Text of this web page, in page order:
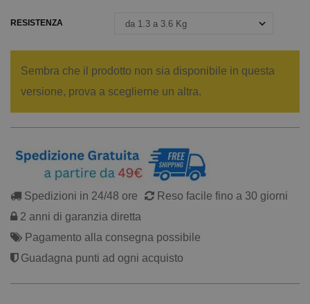
RESISTENZA
Sembra che il prodotto non sia disponibile in questa
versione, prova a sceglierne un altra.
Spedizioni in 24/48 ore
Reso facile fino a 30 giorni
2 anni di garanzia diretta
Pagamento alla consegna possibile
Guadagna punti ad ogni acquisto